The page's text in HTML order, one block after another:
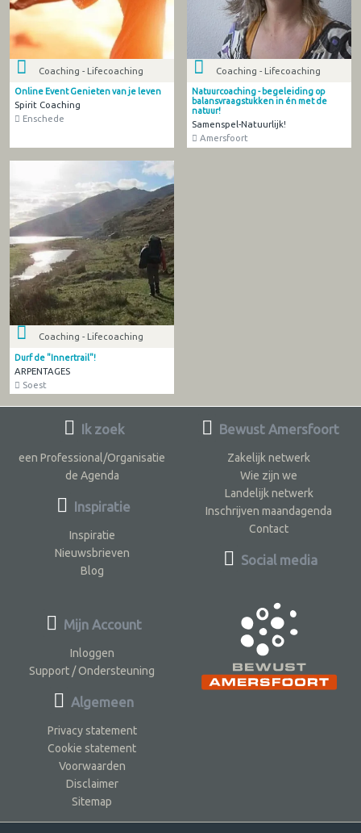
Coaching - Lifecoaching
Online Event Genieten van je leven
Spirit Coaching
Enschede
Coaching - Lifecoaching
Natuurcoaching - begeleiding op
balansvraagstukken in én met de
natuur!
Samenspel-Natuurlijk!
Amersfoort
Coaching - Lifecoaching
Durf de "Innertrail"!
ARPENTAGES
Soest
Ik zoek
een Professional/Organisatie
de Agenda
Inspiratie
Inspiratie
Nieuwsbrieven
Blog
Bewust Amersfoort
Zakelijk netwerk
Wie zijn we
Landelijk netwerk
Inschrijven maandagenda
Contact
Social media
Mijn Account
Inloggen
Support / Ondersteuning
Algemeen
Privacy statement
Cookie statement
Voorwaarden
Disclaimer
Sitemap